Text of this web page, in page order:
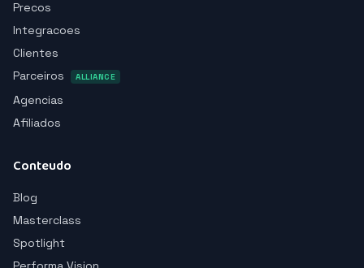
Precos
Integracoes
Clientes
Parceiros
ALLIANCE
Agencias
Afiliados
Conteudo
Blog
Masterclass
Spotlight